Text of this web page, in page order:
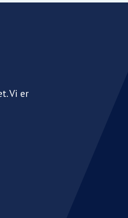
Vi er